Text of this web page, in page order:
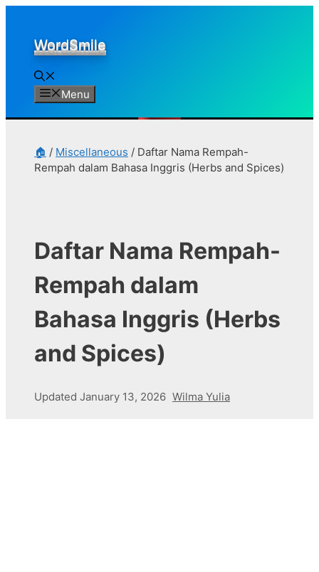
contentWordSmile
Menu
🏠 / Miscellaneous / Daftar Nama Rempah-
Rempah dalam Bahasa Inggris (Herbs and Spices)
Daftar Nama Rempah-
Rempah dalam
Bahasa Inggris (Herbs
and Spices)
Updated January 13, 2026 Wilma Yulia